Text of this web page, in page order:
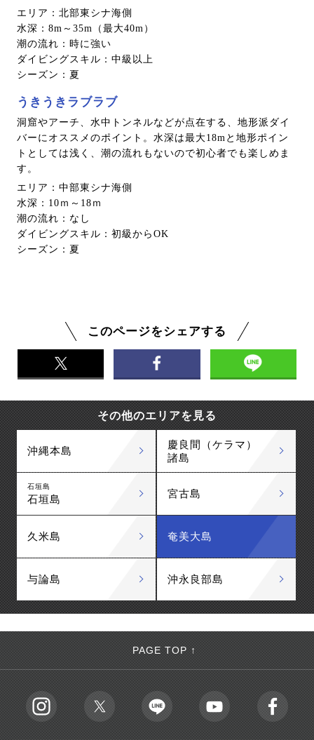
エリア：北部東シナ海側
水深：8m～35m（最大40m）
潮の流れ：時に強い
ダイビングスキル：中級以上
シーズン：夏
うきうきラブラブ
洞窟やアーチ、水中トンネルなどが点在する、地形派ダイ
バーにオススメのポイント。水深は最大18mと地形ポイン
トとしては浅く、潮の流れもないので初心者でも楽しめま
す。
エリア：中部東シナ海側
水深：10ｍ～18ｍ
潮の流れ：なし
ダイビングスキル：初級からOK
シーズン：夏
このページをシェアする
その他のエリアを見る
沖縄本島
慶良間（ケラマ）
諸島
石垣島
石垣島 宮古島
久米島 奄美大島
与論島 沖永良部島
PAGE TOP ↑